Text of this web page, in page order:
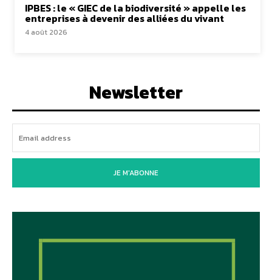
IPBES : le « GIEC de la biodiversité » appelle les
entreprises à devenir des alliées du vivant
4 août 2026
Newsletter
JE M'ABONNE